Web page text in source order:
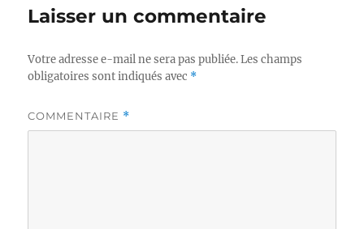
Laisser un commentaire
Votre adresse e-mail ne sera pas publiée. Les champs
obligatoires sont indiqués avec *
COMMENTAIRE *